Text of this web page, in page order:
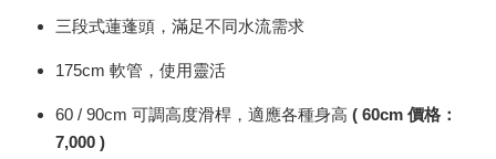
三段式蓮蓬頭，滿足不同水流需求
175cm 軟管，使用靈活
60 / 90cm 可調高度滑桿，適應各種身高 ( 60cm 價格：
7,000 )